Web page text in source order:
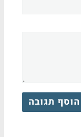
הוסף תגובה